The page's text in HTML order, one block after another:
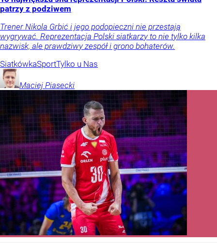
patrzy z podziwem
Trener Nikola Grbić i jego podopieczni nie przestają
wygrywać. Reprezentacja Polski siatkarzy to nie tylko kilka
nazwisk, ale prawdziwy zespół i grono bohaterów.
SiatkówkaSportTylko u Nas
Maciej Piasecki